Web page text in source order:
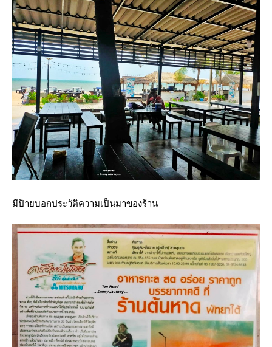
มีป้ายบอกประวัติความเป็นมาของร้าน